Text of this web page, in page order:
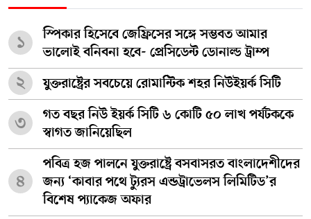
১
স্পিকার হিসেবে জেফ্রিসের সঙ্গে সম্ভবত আমার
ভালোই বনিবনা হবে- প্রেসিডেন্ট ডোনাল্ড ট্রাম্প
২ যুক্তরাষ্ট্রের সবচেয়ে রোমান্টিক শহর নিউইয়র্ক সিটি
৩
গত বছর নিউ ইয়র্ক সিটি ৬ কোটি ৫০ লাখ পর্যটককে
স্বাগত জানিয়েছিল
৪
পবিত্র হজ পালনে যুক্তরাষ্ট্রে বসবাসরত বাংলাদেশীদের
জন্য ‘কাবার পথে ট্যুরস এন্ডট্রাভেলস লিমিটিড’র
বিশেষ প্যাকেজ অফার